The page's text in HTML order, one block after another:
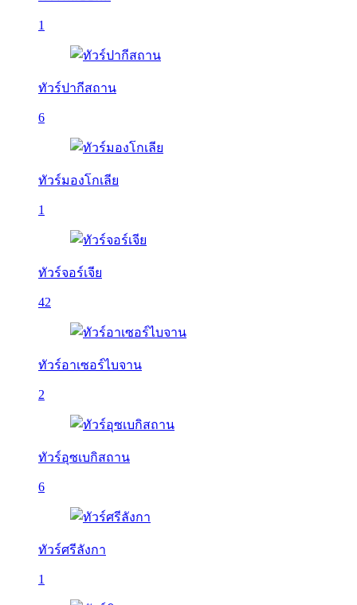
1
ทัวร์ปากีสถาน
6
ทัวร์มองโกเลีย
1
ทัวร์จอร์เจีย
42
ทัวร์อาเซอร์ไบจาน
2
ทัวร์อุซเบกิสถาน
6
ทัวร์ศรีลังกา
1